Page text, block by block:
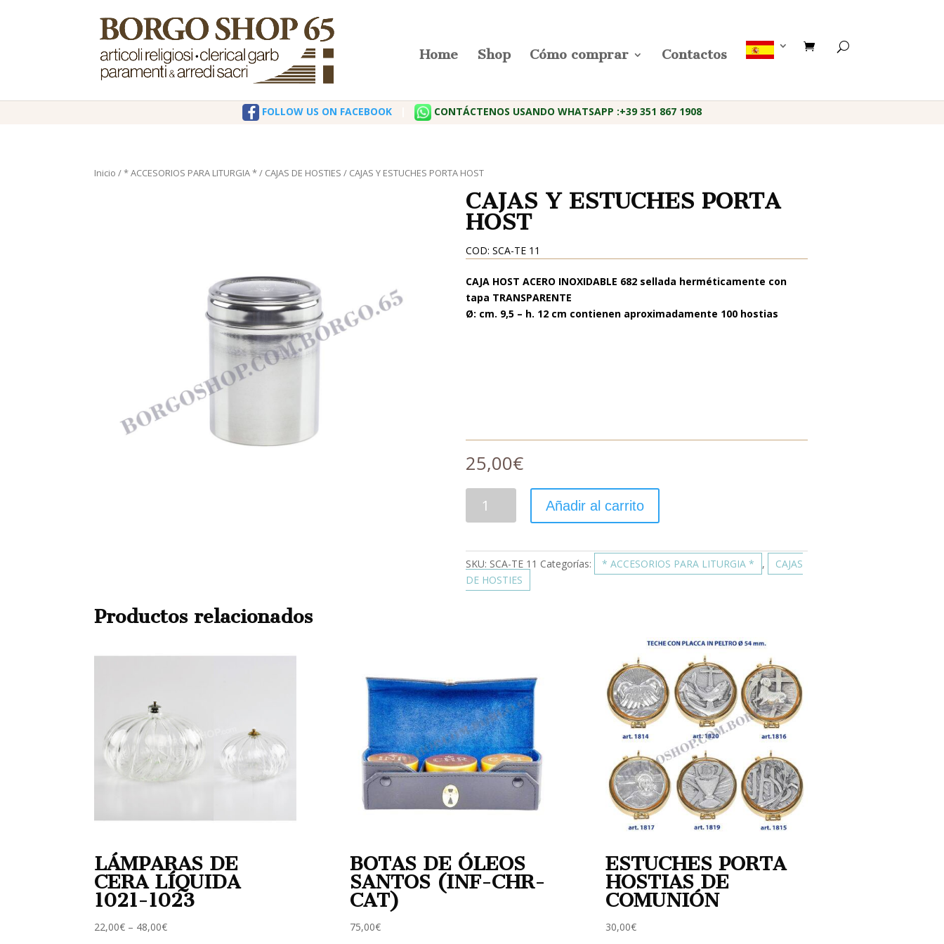
Home Shop Cómo comprar Contactos
FOLLOW US ON FACEBOOK CONTÁCTENOS USANDO WHATSAPP :+39 351 867 1908
Inicio /* ACCESORIOS PARA LITURGIA */ CAJAS DE HOSTIES / CAJAS Y ESTUCHES PORTA HOST
CAJAS Y ESTUCHES PORTA
HOST
COD: SCA-TE 11
CAJA HOST ACERO INOXIDABLE 682 sellada herméticamente con
tapa TRANSPARENTE
Ø: cm. 9,5 – h. 12 cm contienen aproximadamente 100 hostias
25,00€
Añadir al carrito
SKU: SCA-TE 11 Categorías: * ACCESORIOS PARA LITURGIA * ,
CAJAS
DE HOSTIES
Productos relacionados
LÁMPARAS DE
CERA LÍQUIDA
1021-1023
22,00€ – 48,00€
BOTAS DE ÓLEOS
SANTOS (INF-CHR-
CAT)
75,00€
ESTUCHES PORTA
HOSTIAS DE
COMUNIÓN
30,00€